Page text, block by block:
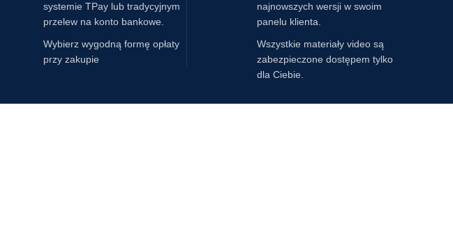
systemie TPay lub tradycyjnym
przelew na konto bankowe.
Wybierz wygodną formę opłaty
przy zakupie
najnowszych wersji w swoim
panelu klienta.
Wszystkie materiały video są
zabezpieczone dostępem tylko
dla Ciebie.